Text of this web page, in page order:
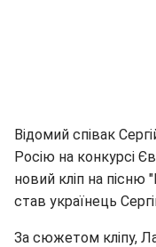
Відомий співак
Росію на конкурсі
новий кліп на пісню
став українець
За сюжетом кліпу,